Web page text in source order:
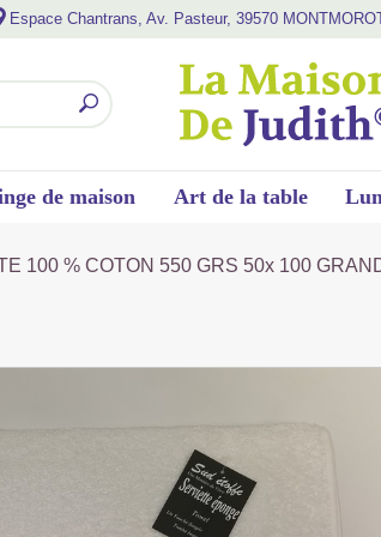
Espace Chantrans, Av. Pasteur, 39570
de maison Art de la table
100 % COTON 550 GRS 50x 100